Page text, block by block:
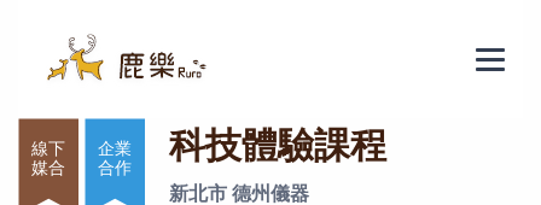
科技體驗課程
企業
合作
科技體驗課程
新北市 德州儀器